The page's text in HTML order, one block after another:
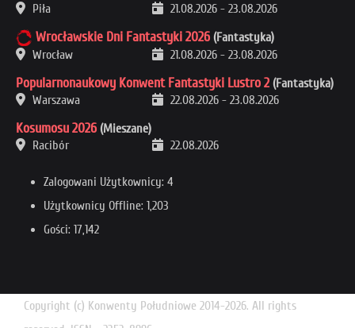
Piła
21.08.2026 - 23.08.2026
Wrocławskie Dni Fantastyki 2026 (Fantastyka)
Wrocław
21.08.2026 - 23.08.2026
Popularnonaukowy Konwent Fantastyki Lustro 2 (Fantastyka)
Warszawa
22.08.2026 - 23.08.2026
Kosumosu 2026 (Mieszane)
Racibór
22.08.2026
Zalogowani Użytkownicy: 4
Użytkownicy Offline: 1,203
Gości: 17,142
Copyright (c) Konwenty Południowe 2014-2026. All rights